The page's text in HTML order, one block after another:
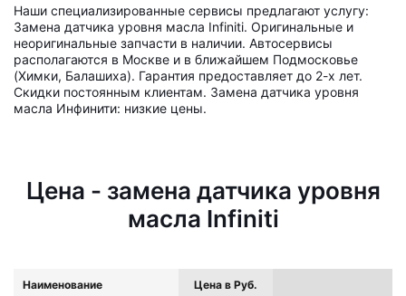
Наши специализированные сервисы предлагают услугу:
Замена датчика уровня масла Infiniti. Оригинальные и
неоригинальные запчасти в наличии. Автосервисы
располагаются в Москве и в ближайшем Подмосковье
(Химки, Балашиха). Гарантия предоставляет до 2-х лет.
Скидки постоянным клиентам. Замена датчика уровня
масла Инфинити: низкие цены.
Цена - замена датчика уровня
масла Infiniti
Наименование Цена в Руб.